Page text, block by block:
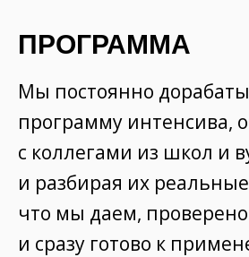
ПРОГРАММА
Мы постоянно
программу интенсива,
с коллегами из школ и
и разбирая их
что мы даем,
и сразу готово к